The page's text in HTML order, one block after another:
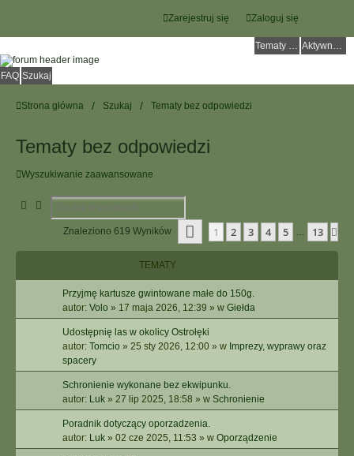
Zaloguj się
Zarejestruj się
Tematy bez odpowiedzi Aktywne tematy
FAQ Szukaj
Strona główna Szukaj Tematy bez odpowiedzi
Tematy bez odpowiedzi
Wyszukiwanie zaawansowane
SzukajWyszukiwanie Zaawansowane
Znaleziono 619 Wyników Strona1Z13
1 2 3 4 5 13
TEMATY
Przyjmę kartusze gwintowane małe do 150g.
autor: Volo » 17 maja 2026, 12:39 » w Giełda
Udostępnię las w okolicy Ostrołęki
autor: Tomcio » 25 sty 2026, 12:00 » w Imprezy, wyprawy oraz
spacery
Schronienie wykonane bez ekwipunku.
autor: Luk » 27 lip 2025, 18:58 » w Schronienie
Poradnik dotyczący oporzadzenia.
autor: Luk » 02 cze 2025, 11:53 » w Oporządzenie